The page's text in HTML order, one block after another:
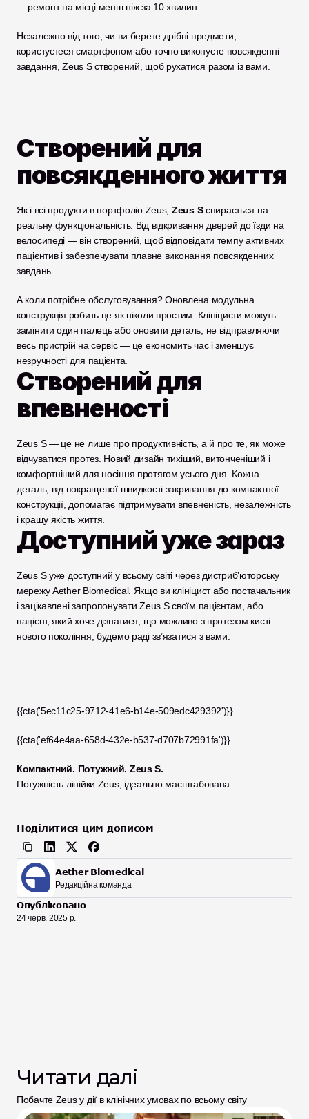
ремонт на місці менш ніж за 10 хвилин
Незалежно від того, чи ви берете дрібні предмети,
користуєтеся смартфоном або точно виконуєте повсякденні
завдання, Zeus S створений, щоб рухатися разом із вами.
Створений для
повсякденного життя
Як і всі продукти в портфоліо Zeus, Zeus S спирається на
реальну функціональність. Від відкривання дверей до їзди на
велосипеді — він створений, щоб відповідати темпу активних
пацієнтив і забезпечувати плавне виконання повсякденних
завдань.
А коли потрібне обслуговування? Оновлена модульна
конструкція робить це як ніколи простим. Клініцисти можуть
замінити один палець або оновити деталь, не відправляючи
весь пристрій на сервіс — це економить час і зменшує
незручності для пацієнта.
Створений для
впевненості
Zeus S — це не лише про продуктивність, а й про те, як може
відчуватися протез. Новий дизайн тихіший, витонченіший і
комфортніший для носіння протягом усього дня. Кожна
деталь, від покращеної швидкості закривання до компактної
конструкції, допомагає підтримувати впевненість, незалежність
і кращу якість життя.
Доступний уже зараз
Zeus S уже доступний у всьому світі через дистриб’юторську
мережу Aether Biomedical. Якщо ви клініцист або постачальник
і зацікавлені запропонувати Zeus S своїм пацієнтам, або
пацієнт, який хоче дізнатися, що можливо з протезом кисті
нового покоління, будемо раді зв’язатися з вами.
{{cta('5ec11c25-9712-41e6-b14e-509edc429392')}}
{{cta('ef64e4aa-658d-432e-b537-d707b72991fa')}}
Компактний. Потужний. Zeus S.
Потужність лінійки Zeus, ідеально масштабована.
Поділитися цим дописом
Aether Biomedical
Редакційна команда
Опубліковано
24 черв. 2025 р.
Читати далі
Побачте Zeus у дії в клінічних умовах по всьому світу